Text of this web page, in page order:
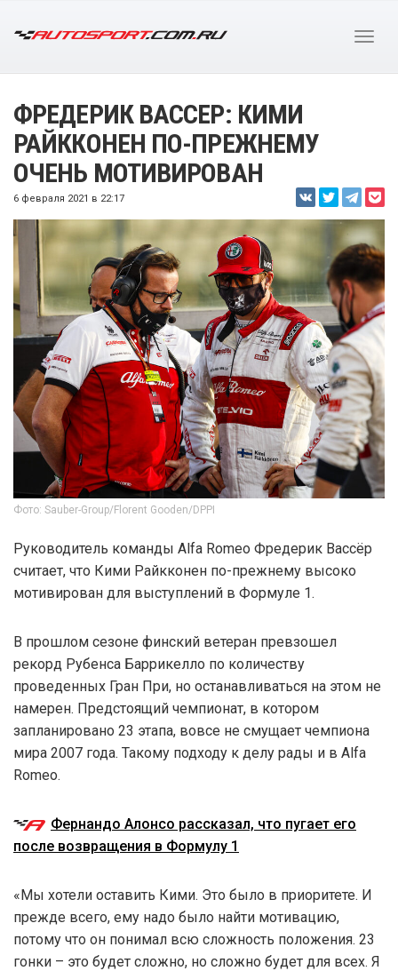
ФРЕДЕРИК ВАССЕР: КИМИ
РАЙККОНЕН ПО-ПРЕЖНЕМУ
ОЧЕНЬ МОТИВИРОВАН
6 февраля 2021 в 22:17
Фото: Sauber-Group/Florent Gooden/DPPI
Руководитель команды Alfa Romeo Фредерик Вассёр
считает, что Кими Райкконен по-прежнему высоко
мотивирован для выступлений в Формуле 1.
В прошлом сезоне финский ветеран превзошел
рекорд Рубенса Баррикелло по количеству
проведенных Гран При, но останавливаться на этом не
намерен. Предстоящий чемпионат, в котором
запланировано 23 этапа, вовсе не смущает чемпиона
мира 2007 года. Такому подходу к делу рады и в Alfa
Romeo.
Фернандо Алонсо рассказал, что пугает его
после возвращения в Формулу 1
«Мы хотели оставить Кими. Это было в приоритете. И
прежде всего, ему надо было найти мотивацию,
потому что он понимал всю сложность положения. 23
гонки – это будет сложно, но сложно будет для всех. Я